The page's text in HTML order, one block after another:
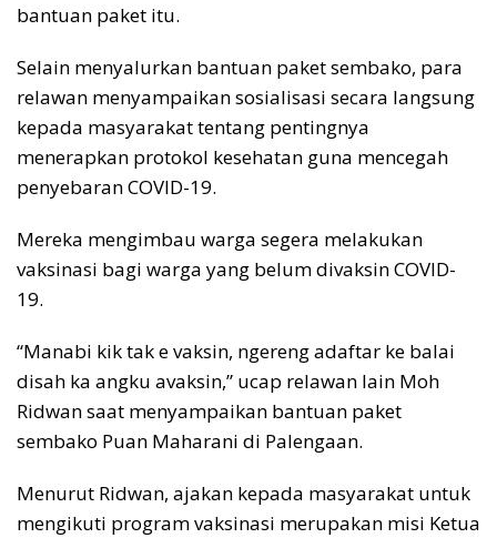
bantuan paket itu.
Selain menyalurkan bantuan paket sembako, para
relawan menyampaikan sosialisasi secara langsung
kepada masyarakat tentang pentingnya
menerapkan protokol kesehatan guna mencegah
penyebaran COVID-19.
Mereka mengimbau warga segera melakukan
vaksinasi bagi warga yang belum divaksin COVID-
19.
“Manabi kik tak e vaksin, ngereng adaftar ke balai
disah ka angku avaksin,” ucap relawan lain Moh
Ridwan saat menyampaikan bantuan paket
sembako Puan Maharani di Palengaan.
Menurut Ridwan, ajakan kepada masyarakat untuk
mengikuti program vaksinasi merupakan misi Ketua